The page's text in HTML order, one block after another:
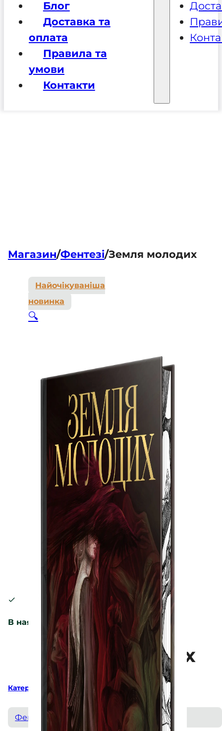
Блог
Доставка та
оплата
Правила та
умови
Контакти
Магазин/Фентезі/Земля молодих
Найочікуваніша
новинка
🔍
В наявності
Земля молодих
Катерина Шильпп
Фентезі